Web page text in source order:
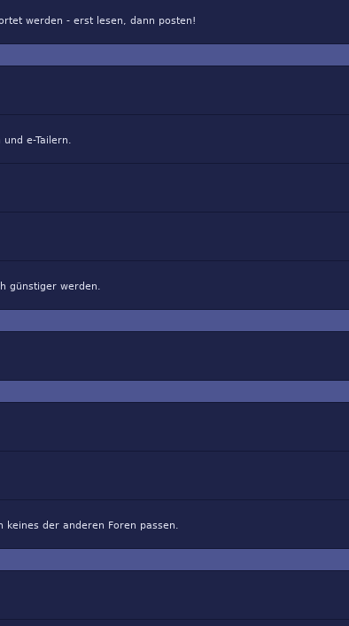
werden - erst lesen, dann posten!
e-Tailern.
günstiger werden.
keines der anderen Foren passen.